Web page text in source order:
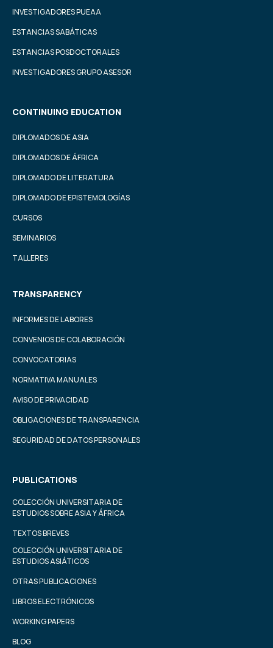
INVESTIGADORES PUEAA
ESTANCIAS SABÁTICAS
ESTANCIAS POSDOCTORALES
INVESTIGADORES GRUPO ASESOR
CONTINUING EDUCATION
DIPLOMADOS DE ASIA
DIPLOMADOS DE ÁFRICA
DIPLOMADO DE LITERATURA
DIPLOMADO DE EPISTEMOLOGÍAS
CURSOS
SEMINARIOS
TALLERES
TRANSPARENCY
INFORMES DE LABORES
CONVENIOS DE COLABORACIÓN
CONVOCATORIAS
NORMATIVA MANUALES
AVISO DE PRIVACIDAD
OBLIGACIONES DE TRANSPARENCIA
SEGURIDAD DE DATOS PERSONALES
PUBLICATIONS
COLECCIÓN UNIVERSITARIA DE
ESTUDIOS SOBRE ASIA Y ÁFRICA
TEXTOS BREVES
COLECCIÓN UNIVERSITARIA DE
ESTUDIOS ASIÁTICOS
OTRAS PUBLICACIONES
LIBROS ELECTRÓNICOS
WORKING PAPERS
BLOG